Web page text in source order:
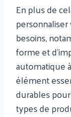
En plus de
besoins,
forme et
automatique
élément
durables
types de